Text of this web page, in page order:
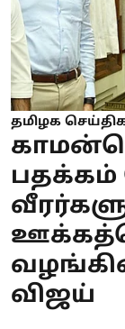
தமிழக
பதக்கம்
விஜய்